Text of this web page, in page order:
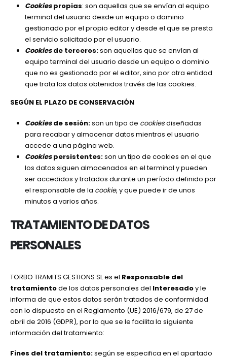
Cookiespropias: son aquellas que se envían al equipo
terminal del usuario desde un equipo o dominio
gestionado por el propio editor y desde el que se presta
el servicio solicitado por el usuario.
Cookiesde terceros:son aquellas que se envían al
equipo terminal del usuario desde un equipo o dominio
que no es gestionado por el editor, sino por otra entidad
que trata los datos obtenidos través de las cookies.
SEGÚN EL PLAZO DE CONSERVACIÓN
Cookiesde sesión:son un tipo de cookiesdiseñadas
para recabar y almacenar datos mientras el usuario
accede a una página web.
Cookiespersistentes:son un tipo de cookies en el que
los datos siguen almacenados en el terminal y pueden
ser accedidos y tratados durante un período definido por
el responsable de la cookie, y que puede ir de unos
minutos a varios años.
TRATAMIENTO DE DATOS
PERSONALES
TORBO TRAMITS GESTIONS SL es el Responsable del
tratamientode los datos personales del Interesadoy le
informa de que estos datos serán tratados de conformidad
con lo dispuesto en el Reglamento (UE) 2016/679, de 27 de
abril de 2016 (GDPR), por lo que se le facilita la siguiente
información del tratamiento:
Fines del tratamiento:según se especifica en el apartado